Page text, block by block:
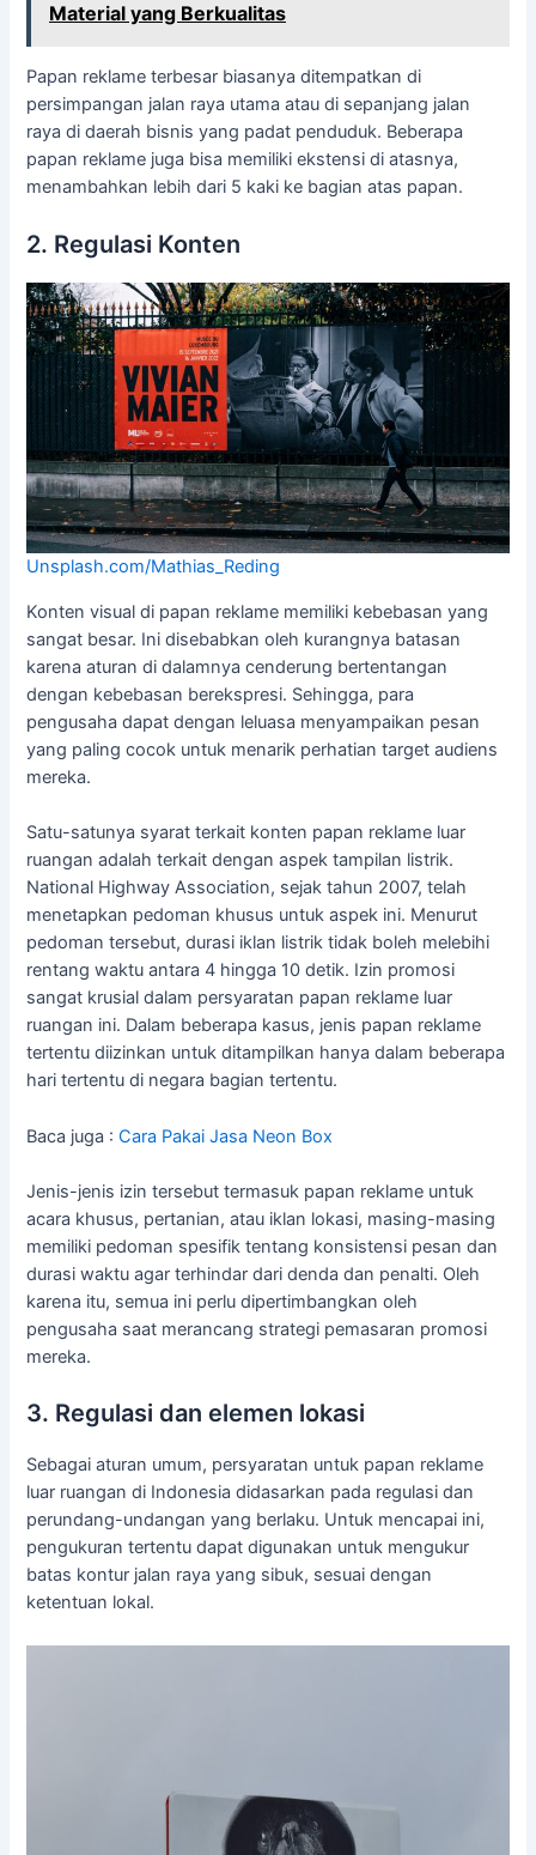
Material yang Berkualitas
Papan reklame terbesar biasanya ditempatkan di
persimpangan jalan raya utama atau di sepanjang jalan
raya di daerah bisnis yang padat penduduk. Beberapa
papan reklame juga bisa memiliki ekstensi di atasnya,
menambahkan lebih dari 5 kaki ke bagian atas papan.
2. Regulasi Konten
Unsplash.com/Mathias_Reding
Konten visual di papan reklame memiliki kebebasan yang
sangat besar. Ini disebabkan oleh kurangnya batasan
karena aturan di dalamnya cenderung bertentangan
dengan kebebasan berekspresi. Sehingga, para
pengusaha dapat dengan leluasa menyampaikan pesan
yang paling cocok untuk menarik perhatian target audiens
mereka.
Satu-satunya syarat terkait konten papan reklame luar
ruangan adalah terkait dengan aspek tampilan listrik.
National Highway Association, sejak tahun 2007, telah
menetapkan pedoman khusus untuk aspek ini. Menurut
pedoman tersebut, durasi iklan listrik tidak boleh melebihi
rentang waktu antara 4 hingga 10 detik. Izin promosi
sangat krusial dalam persyaratan papan reklame luar
ruangan ini. Dalam beberapa kasus, jenis papan reklame
tertentu diizinkan untuk ditampilkan hanya dalam beberapa
hari tertentu di negara bagian tertentu.
Baca juga :Cara Pakai Jasa Neon Box
Jenis-jenis izin tersebut termasuk papan reklame untuk
acara khusus, pertanian, atau iklan lokasi, masing-masing
memiliki pedoman spesifik tentang konsistensi pesan dan
durasi waktu agar terhindar dari denda dan penalti. Oleh
karena itu, semua ini perlu dipertimbangkan oleh
pengusaha saat merancang strategi pemasaran promosi
mereka.
3. Regulasi dan elemen lokasi
Sebagai aturan umum, persyaratan untuk papan reklame
luar ruangan di Indonesia didasarkan pada regulasi dan
perundang-undangan yang berlaku. Untuk mencapai ini,
pengukuran tertentu dapat digunakan untuk mengukur
batas kontur jalan raya yang sibuk, sesuai dengan
ketentuan lokal.